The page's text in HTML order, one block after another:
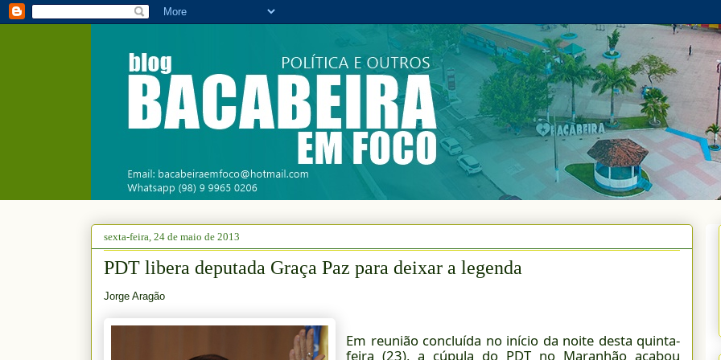
sexta-feira, 24 de maio de 2013
PDT libera deputada Graça Paz para deixar a legenda
Jorge Aragão
Em reunião concluída no início da noite desta quinta-
feira (23), a cúpula do PDT no Maranhão acabou